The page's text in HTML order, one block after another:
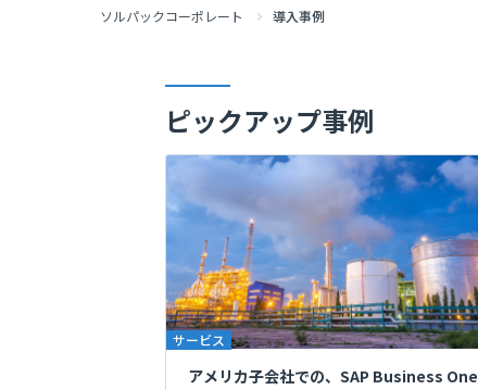
ソルパックコーポレート 導入事例
ピックアップ事例
サービス
アメリカ子会社での、SAP Business One